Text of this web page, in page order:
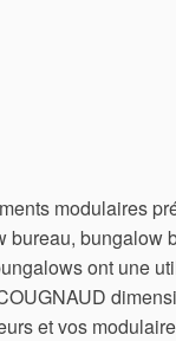
modulaires
bungalow
ont une
et vos